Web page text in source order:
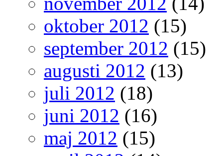
oktober 2012 (15)
september 2012 (15)
augusti 2012 (13)
juli 2012 (18)
juni 2012 (16)
maj 2012 (15)